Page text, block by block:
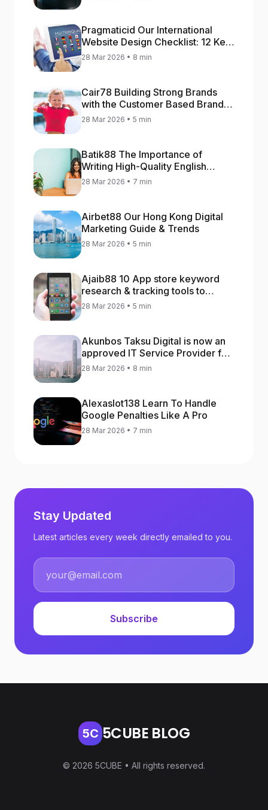
Pragmaticid Our International
Website Design Checklist: 12 Key
Stages
28 Mar 2026 • 8 min
Cair78 Building Strong Brands
with the Customer Based Brand
Equity (CBBE) Model
28 Mar 2026 • 5 min
Batik88 The Importance of
Writing High-Quality English
Content
28 Mar 2026 • 7 min
Airbet88 Our Hong Kong Digital
Marketing Guide & Trends
28 Mar 2026 • 5 min
Ajaib88 10 App store keyword
research & tracking tools to
increase app rankings
28 Mar 2026 • 5 min
Akunbos Taksu Digital is now an
approved IT Service Provider for
the Hong Kong Distance Business
28 Mar 2026 • 8 min
Alexaslot138 Learn To Handle
Google Penalties Like A Pro
28 Mar 2026 • 7 min
Stay Updated
Latest articles every week directly emailed to you.
Subscribe
5C 5CUBE BLOG
© 2026 5CUBE • All rights reserved.